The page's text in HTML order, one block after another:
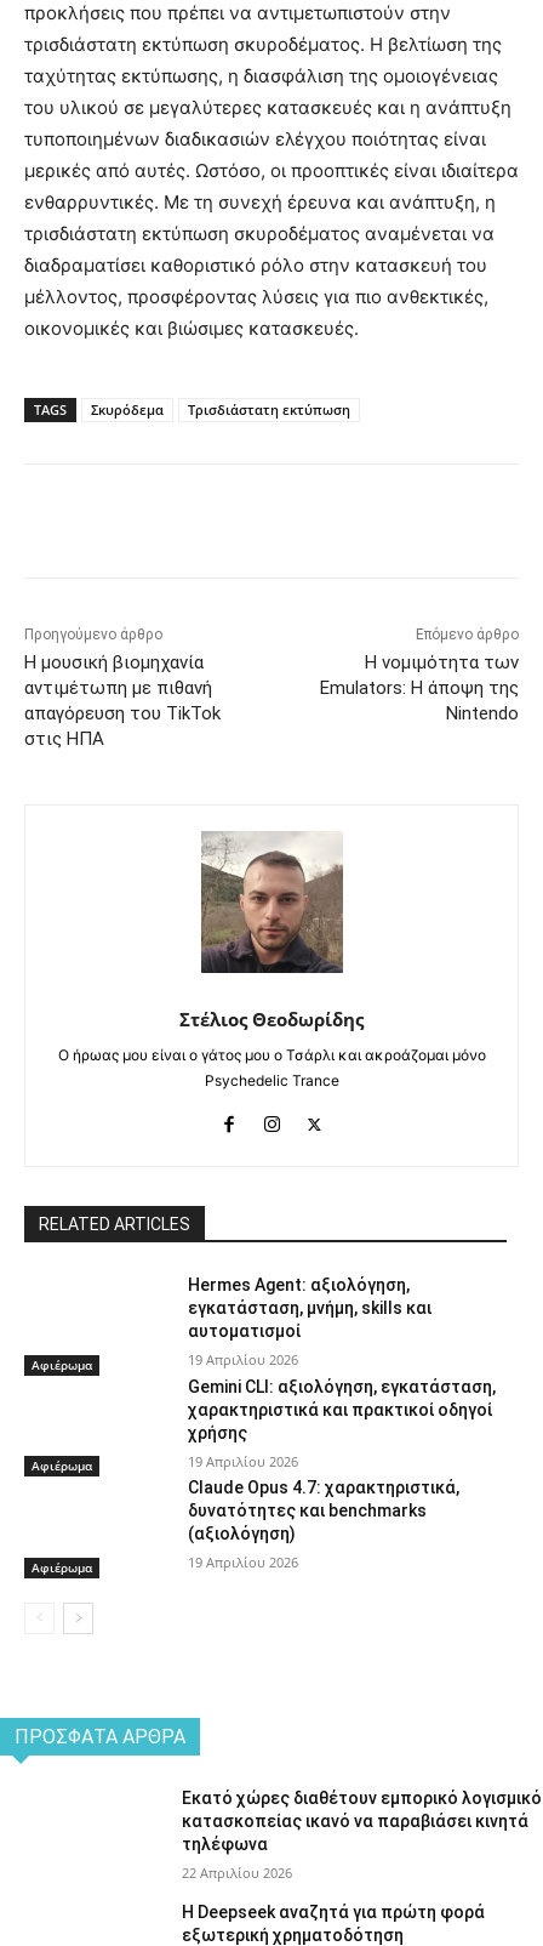
προκλήσεις που πρέπει να αντιμετωπιστούν στην
τρισδιάστατη εκτύπωση σκυροδέματος. Η βελτίωση της
ταχύτητας εκτύπωσης, η διασφάλιση της ομοιογένειας
του υλικού σε μεγαλύτερες κατασκευές και η ανάπτυξη
τυποποιημένων διαδικασιών ελέγχου ποιότητας είναι
μερικές από αυτές. Ωστόσο, οι προοπτικές είναι ιδιαίτερα
ενθαρρυντικές. Με τη συνεχή έρευνα και ανάπτυξη, η
τρισδιάστατη εκτύπωση σκυροδέματος αναμένεται να
διαδραματίσει καθοριστικό ρόλο στην κατασκευή του
μέλλοντος, προσφέροντας λύσεις για πιο ανθεκτικές,
οικονομικές και βιώσιμες κατασκευές.
TAGS Σκυρόδεμα Τρισδιάστατη εκτύπωση
Προηγούμενο άρθρο
Η μουσική βιομηχανία
αντιμέτωπη με πιθανή
απαγόρευση του TikTok
στις ΗΠΑ
Επόμενο άρθρο
Η νομιμότητα των
Emulators: Η άποψη της
Nintendo
Στέλιος Θεοδωρίδης
Ο ήρωας μου είναι ο γάτος μου ο Τσάρλι και ακροάζομαι μόνο
Psychedelic Trance
RELATED ARTICLES
Αφιέρωμα
Hermes Agent: αξιολόγηση,
εγκατάσταση, μνήμη, skills και
αυτοματισμοί
19 Απριλίου 2026
Αφιέρωμα
Gemini CLI: αξιολόγηση, εγκατάσταση,
χαρακτηριστικά και πρακτικοί οδηγοί
χρήσης
19 Απριλίου 2026
Αφιέρωμα
Claude Opus 4.7: χαρακτηριστικά,
δυνατότητες και benchmarks
(αξιολόγηση)
19 Απριλίου 2026
ΠΡΌΣΦΑΤΑ ΆΡΘΡΑ
Εκατό χώρες διαθέτουν εμπορικό λογισμικό
κατασκοπείας ικανό να παραβιάσει κινητά
τηλέφωνα
22 Απριλίου 2026
Η Deepseek αναζητά για πρώτη φορά
εξωτερική χρηματοδότηση